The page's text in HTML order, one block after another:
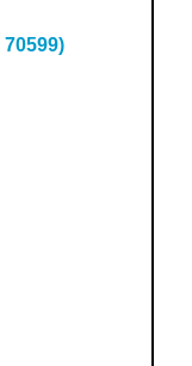
70599)